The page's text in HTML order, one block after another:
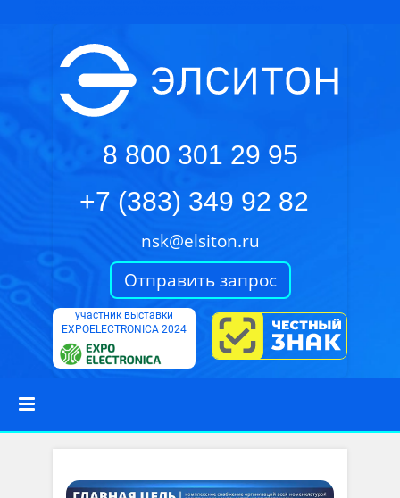
8 800 301 29 95
+7 (383) 349 92 82
nsk@elsiton.ru
Отправить запрос
участник выставки
EXPOELECTRONICA 2024